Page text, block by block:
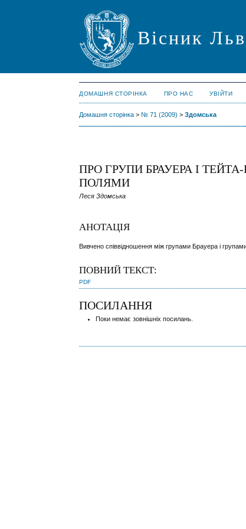
Вісник
ДОМАШНЯ СТОРІНКА ПРО НАС УВІЙТИ
Домашня сторінка > № 71 (2009) >Здомська
ПРО ГРУПИ БРАУЕРА І
ПОЛЯМИ
Леся Здомська
АНОТАЦІЯ
Вивчено співвідношення між групами Брауера і
ПОВНИЙ ТЕКСТ:
PDF
ПОСИЛАННЯ
Поки немає зовнішніх посилань.